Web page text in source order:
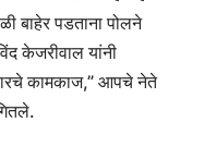
बाहेर पडताना पोलने
केजरीवाल यांनी
कामकाज,” आपचे नेते